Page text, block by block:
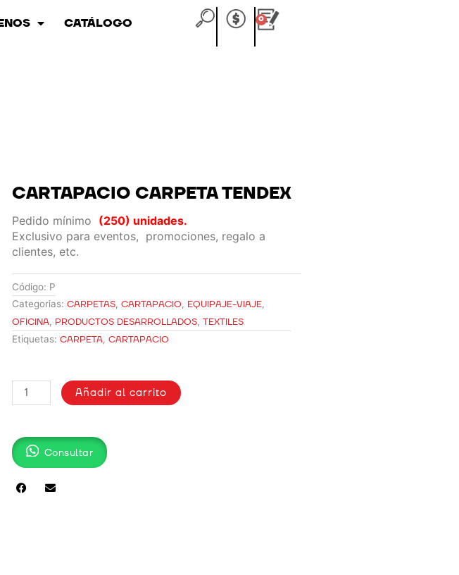
CATÁLOGO 0
Carrito
CARTAPACIO CARPETA TENDEX
Pedido mínimo (250) unidades.
Exclusivo para eventos, promociones, regalo a
clientes, etc.
Código: P
Categorias: CARPETAS,CARTAPACIO, EQUIPAJE-VIAJE,
OFICINA, PRODUCTOS DESARROLLADOS,TEXTILES
Etiquetas: CARPETA,CARTAPACIO
CARTAPACIO
CARPETA
Añadir al carrito
Consultar